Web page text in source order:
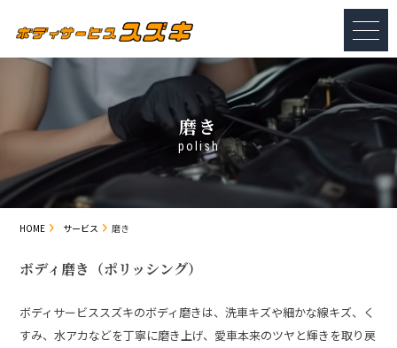
磨き
polish
HOME サービス 磨き
ボディ磨き（ポリッシング）
ボディサービススズキのボディ磨きは、洗車キズや細かな線キズ、く
すみ、水アカなどを丁寧に磨き上げ、愛車本来のツヤと輝きを取り戻